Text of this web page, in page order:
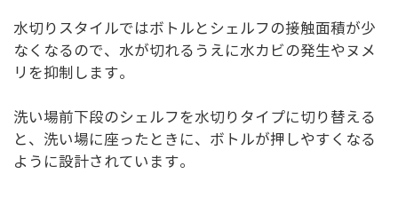
水切りスタイルではボトルとシェルフの接触面積が少
なくなるので、水が切れるうえに水カビの発生やヌメ
リを抑制します。
洗い場前下段のシェルフを水切りタイプに切り替える
と、洗い場に座ったときに、ボトルが押しやすくなる
ように設計されています。